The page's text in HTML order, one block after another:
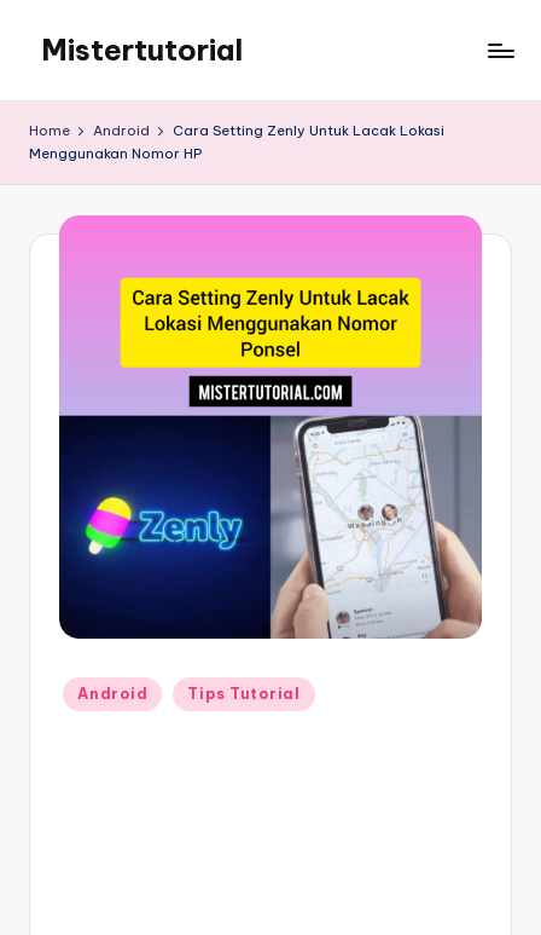
content
Mistertutorial
Android
Home Android
Cara Setting Zenly Untuk Lacak Lokasi
Menggunakan Nomor HP
Posted
in
Android Tips Tutorial